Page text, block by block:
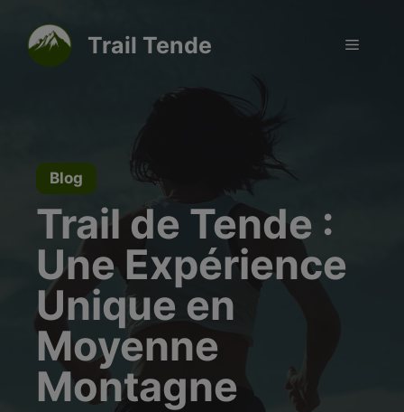
contenu
Trail Tende Menu
Blog
Trail de Tende :
Une Expérience
Unique en
Moyenne
Montagne